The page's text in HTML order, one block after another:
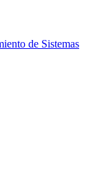
de Sistemas